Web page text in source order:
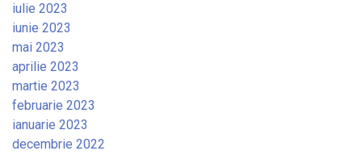
iulie 2023
iunie 2023
mai 2023
aprilie 2023
martie 2023
februarie 2023
ianuarie 2023
decembrie 2022